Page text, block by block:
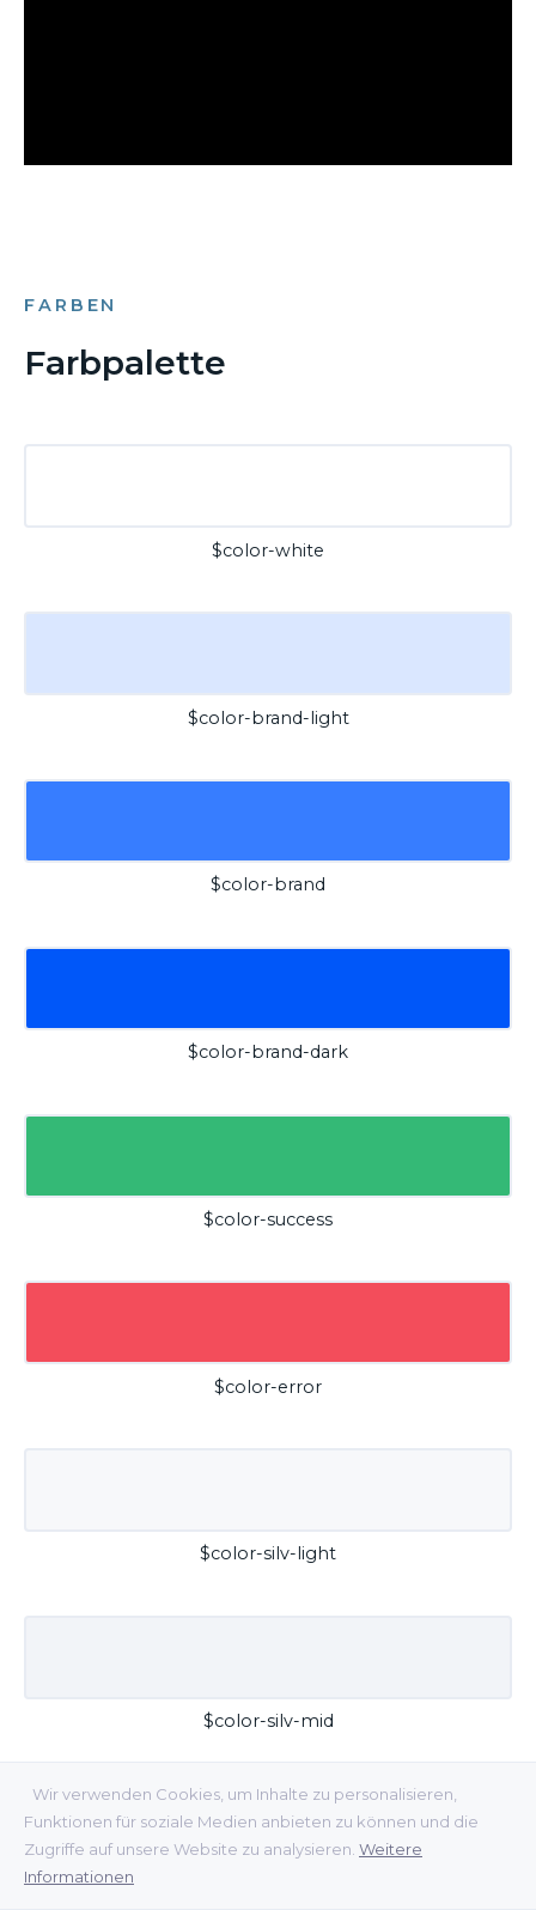
Wir verwenden Cookies, um Inhalte zu personalisieren,
Funktionen für soziale Medien anbieten zu können und die
Zugriffe auf unsere Website zu analysieren. Weitere
Informationen
FARBEN
Farbpalette
$color-white
$color-brand-light
$color-brand
$color-brand-dark
$color-success
$color-error
$color-silv-light
$color-silv-mid